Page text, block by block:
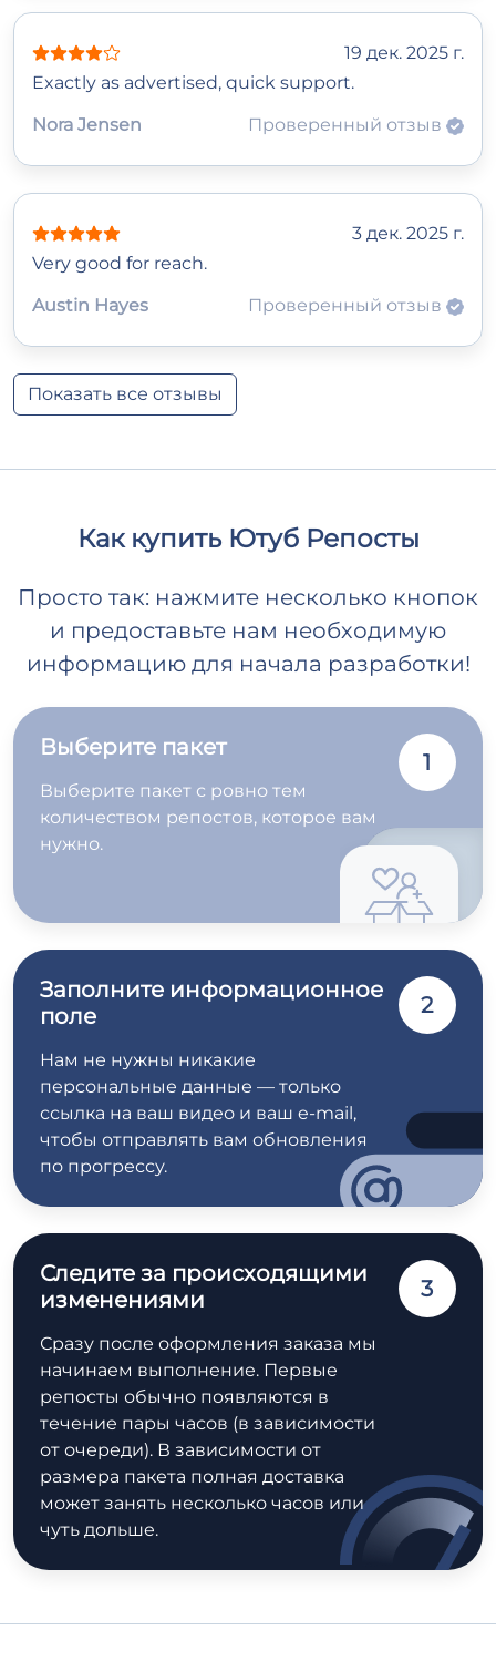
19 дек. 2025 г.
Exactly as advertised, quick support.
Nora Jensen
Проверенный отзыв
3 дек. 2025 г.
Very good for reach.
Austin Hayes
Проверенный отзыв
Показать все отзывы
Как купить Ютуб Репосты
Просто так: нажмите несколько кнопок
и предоставьте нам необходимую
информацию для начала разработки!
Выберите пакет
Выберите пакет с ровно тем
количеством репостов, которое вам
нужно.
1
Заполните информационное
поле
Нам не нужны никакие
персональные данные — только
ссылка на ваш видео и ваш e-mail,
чтобы отправлять вам обновления
по прогрессу.
2
Следите за происходящими
изменениями
Сразу после оформления заказа мы
начинаем выполнение. Первые
репосты обычно появляются в
течение пары часов (в зависимости
от очереди). В зависимости от
размера пакета полная доставка
может занять несколько часов или
чуть дольше.
3